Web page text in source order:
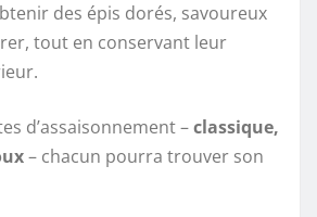
des épis dorés, savoureux
tout en conservant leur
d’assaisonnement –classique,
– chacun pourra trouver son